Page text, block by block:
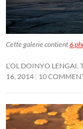
Cette galerie contient6
L’OL DOINYO
16, 2014 10